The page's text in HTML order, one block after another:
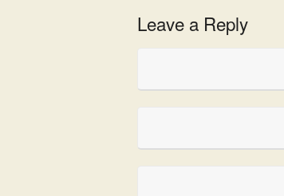
Leave a Reply